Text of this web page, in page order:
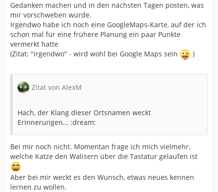
Gedanken machen und in den nächsten Tagen posten, was
mir vorschweben würde.
Irgendwo habe ich noch eine GoogleMaps-Karte, auf der ich
schon mal für eine frühere Planung ein paar Punkte
vermerkt hatte
(Zitat: "irgendwo" - wird wohl bei Google Maps sein
)
Zitat von AlexM
Hach, der Klang dieser Ortsnamen weckt
Erinnerungen... :dream:
Bei mir noch nicht. Momentan frage ich mich vielmehr,
welche Katze den Walisern über die Tastatur gelaufen ist
Aber bei mir weckt es den Wunsch, etwas neues kennen
lernen zu wollen.